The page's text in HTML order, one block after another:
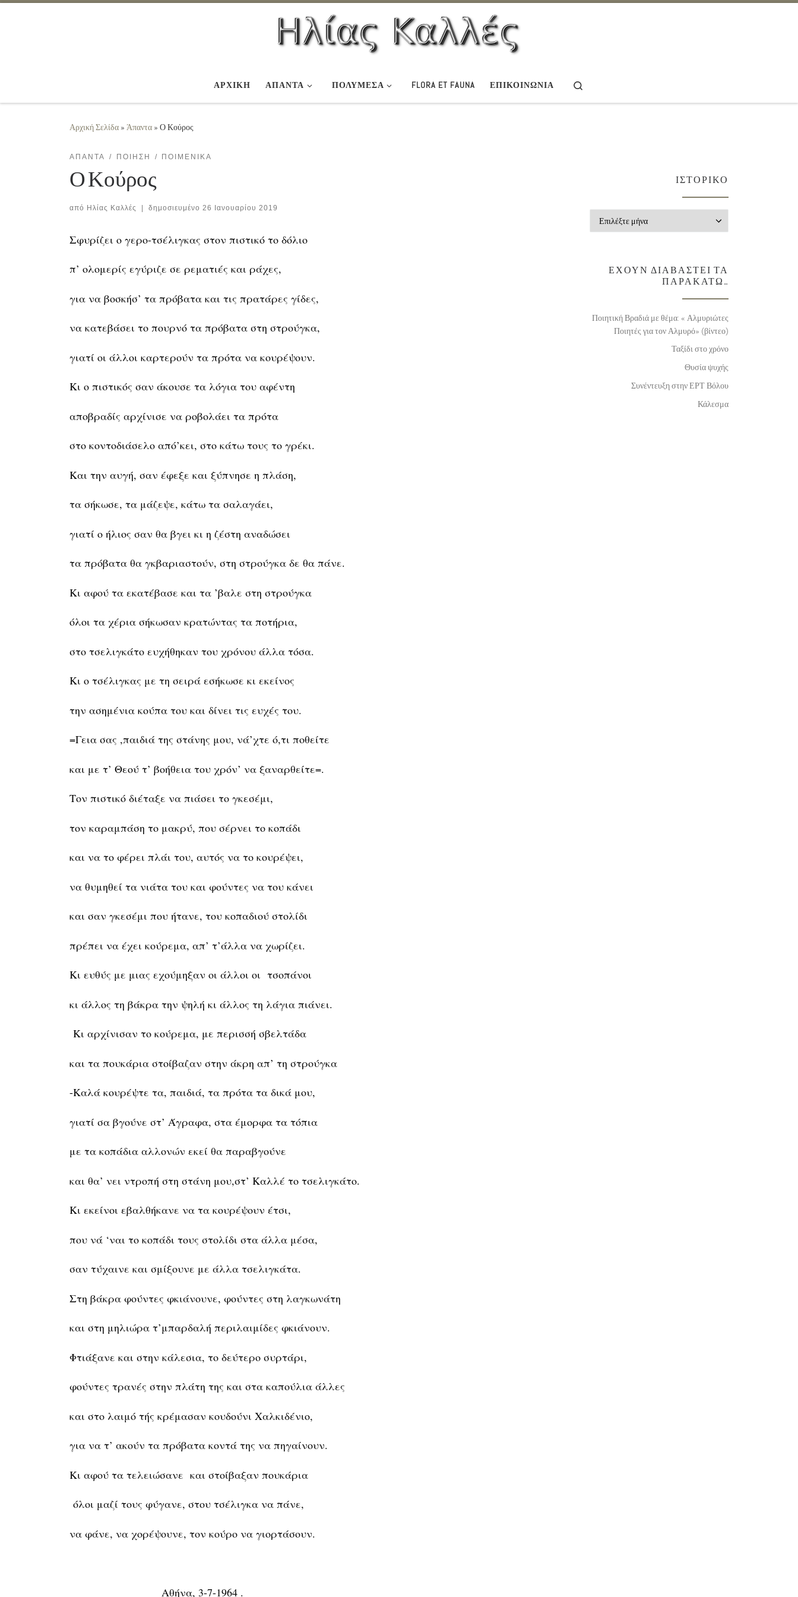
ΑΡΧΙΚΗ ΆΠΑΝΤΑ ΠΟΛΥΜΕΣΑ FLORA ET FAUNA ΕΠΙΚΟΙΝΩΝΊΑ
Αρχική Σελίδα » Άπαντα » Ο Κούρος
ΆΠΑΝΤΑ ΠΟΊΗΣΗ ΠΟΙΜΕΝΙΚΆ
Ο Κούρος
από Ηλίας Καλλές | δημοσιευμένο 26 Ιανουαρίου 2019
Σφυρίζει ο γερο-τσέλιγκας στον πιστικό το δόλιο
π’ ολομερίς εγύριζε σε ρεματιές και ράχες,
για να βοσκήσ’ τα πρόβατα και τις πρατάρες γίδες,
να κατεβάσει το πουρνό τα πρόβατα στη στρούγκα,
γιατί οι άλλοι καρτερούν τα πρότα να κουρέψουν.
Κι ο πιστικός σαν άκουσε τα λόγια του αφέντη
αποβραδίς αρχίνισε να ροβολάει τα πρότα
στο κοντοδιάσελο από’κει, στο κάτω τους το γρέκι.
Και την αυγή, σαν έφεξε και ξύπνησε η πλάση,
τα σήκωσε, τα μάζεψε, κάτω τα σαλαγάει,
γιατί ο ήλιος σαν θα βγει κι η ζέστη αναδώσει
τα πρόβατα θα γκβαριαστούν, στη στρούγκα δε θα πάνε.
Κι αφού τα εκατέβασε και τα ’βαλε στη στρούγκα
όλοι τα χέρια σήκωσαν κρατώντας τα ποτήρια,
στο τσελιγκάτο ευχήθηκαν του χρόνου άλλα τόσα.
Κι ο τσέλιγκας με τη σειρά εσήκωσε κι εκείνος
την ασημένια κούπα του και δίνει τις ευχές του.
=Γεια σας ,παιδιά της στάνης μου, νά’χτε ό,τι ποθείτε
και με τ’ Θεού τ’ βοήθεια του χρόν’ να ξαναρθείτε=.
Τον πιστικό διέταξε να πιάσει το γκεσέμι,
τον καραμπάση το μακρύ, που σέρνει το κοπάδι
και να το φέρει πλάι του, αυτός να το κουρέψει,
να θυμηθεί τα νιάτα του και φούντες να του κάνει
και σαν γκεσέμι που ήτανε, του κοπαδιού στολίδι
πρέπει να έχει κούρεμα, απ’ τ’άλλα να χωρίζει.
Κι ευθύς με μιας εχούμηξαν οι άλλοι οι τσοπάνοι
κι άλλος τη βάκρα την ψηλή κι άλλος τη λάγια πιάνει.
Κι αρχίνισαν το κούρεμα, με περισσή σβελτάδα
και τα πουκάρια στοίβαζαν στην άκρη απ’ τη στρούγκα
-Καλά κουρέψτε τα, παιδιά, τα πρότα τα δικά μου,
γιατί σα βγούνε στ’ Άγραφα, στα έμορφα τα τόπια
με τα κοπάδια αλλονών εκεί θα παραβγούνε
και θα’ νει ντροπή στη στάνη μου,στ’ Καλλέ το τσελιγκάτο.
Κι εκείνοι εβαλθήκανε να τα κουρέψουν έτσι,
που νά ‘ναι το κοπάδι τους στολίδι στα άλλα μέσα,
σαν τύχαινε και σμίξουνε με άλλα τσελιγκάτα.
Στη βάκρα φούντες φκιάνουνε, φούντες στη λαγκωνάτη
και στη μηλιώρα τ’μπαρδαλή περιλαιμίδες φκιάνουν.
Φτιάξανε και στην κάλεσια, το δεύτερο συρτάρι,
φούντες τρανές στην πλάτη της και στα καπούλια άλλες
και στο λαιμό τής κρέμασαν κουδούνι Χαλκιδένιο,
για να τ’ ακούν τα πρόβατα κοντά της να πηγαίνουν.
Κι αφού τα τελειώσανε και στοίβαξαν πουκάρια
όλοι μαζί τους φύγανε, στου τσέλιγκα να πάνε,
να φάνε, να χορέψουνε, τον κούρο να γιορτάσουν.
Αθήνα, 3-7-1964 .
ΙΣΤΟΡΙΚΌ
ΈΧΟΥΝ ΔΙΑΒΑΣΤΕΊ ΤΑ
ΠΑΡΑΚΆΤΩ…
Ποιητική Βραδιά με θέμα: « Αλμυριώτες
Ποιητές για τον Αλμυρό» (βίντεο)
Ταξίδι στο χρόνο
Θυσία ψυχής
Συνέντευξη στην ΕΡΤ Βόλου
Κάλεσμα